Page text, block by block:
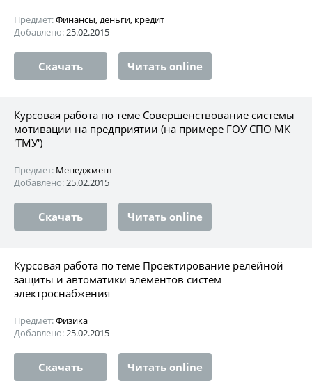
Предмет:Финансы, деньги, кредит
Добавлено:25.02.2015
Скачать Читать online
Курсовая работа по теме Совершенствование системы
мотивации на предприятии (на примере ГОУ СПО МК
'ТМУ')
Предмет: Менеджмент
Добавлено:25.02.2015
Скачать Читать online
Курсовая работа по теме Проектирование релейной
защиты и автоматики элементов систем
электроснабжения
Предмет:Физика
Добавлено:25.02.2015
Скачать Читать online